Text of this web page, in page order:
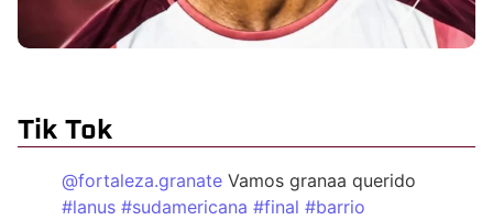
Tik Tok
@fortaleza.granate Vamos granaa querido
#lanus #sudamericana #final #barrio